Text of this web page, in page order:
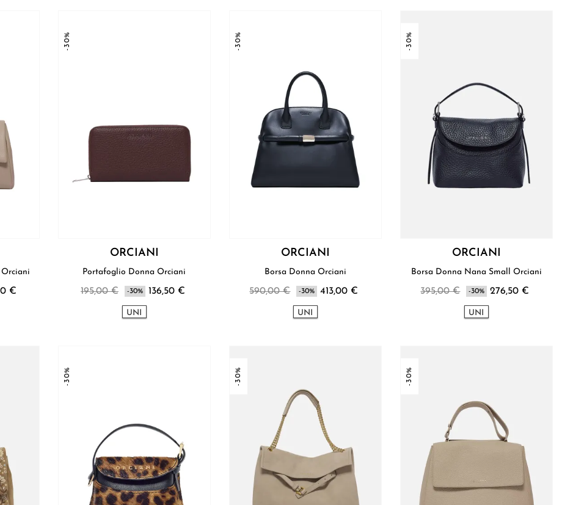
Borsa Donna Sveva Media Orciani
€
-30%
ORCIANI
Portafoglio Donna Orciani
195,00 € -30% 136,50 €
UNI
-30%
ORCIANI
Borsa Donna Orciani
590,00 € -30% 413,00 €
UNI
-30%
ORCIANI
Borsa Donna Nana Small Orciani
395,00 € -30% 276,50 €
UNI
-30% -30% -30%